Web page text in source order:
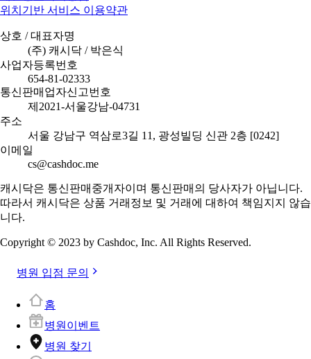
위치기반 서비스 이용약관
상호 / 대표자명
(주) 캐시닥 / 박은식
사업자등록번호
654-81-02333
통신판매업자신고번호
제2021-서울강남-04731
주소
서울 강남구 역삼로3길 11, 광성빌딩 신관 2층 [0242]
이메일
cs@cashdoc.me
캐시닥은 통신판매중개자이며 통신판매의 당사자가 아닙니다.
따라서 캐시닥은 상품 거래정보 및 거래에 대하여 책임지지 않습
니다.
Copyright © 2023 by Cashdoc, Inc. All Rights Reserved.
병원 입점 문의
홈
병원이벤트
병원 찾기